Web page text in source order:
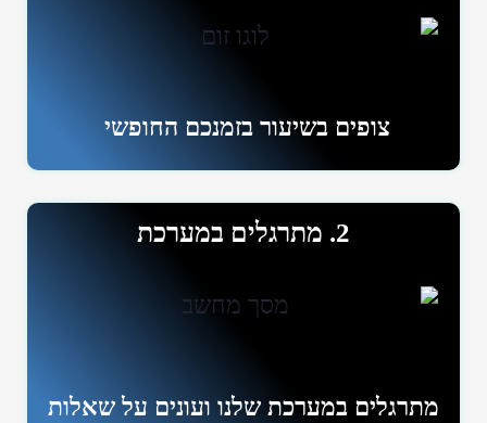
צופים בשיעור בזמנכם החופשי
2. מתרגלים במערכת
מתרגלים במערכת שלנו ועונים על שאלות